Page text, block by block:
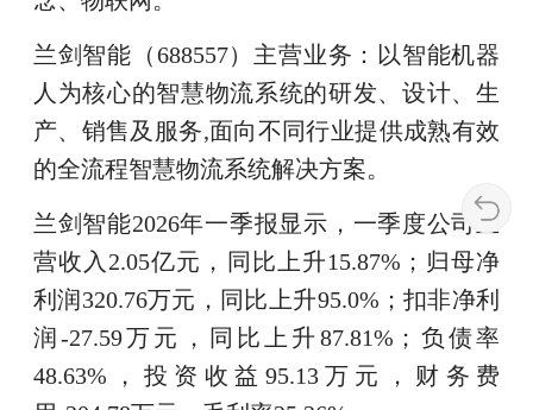
兰剑智能（688557）主营业务：以智能机器
人为核心的智慧物流系统的研发、设计、生
产、销售及服务,面向不同行业提供成熟有效
的全流程智慧物流系统解决方案。
兰剑智能2026年一季报显示，一季度公司主
营收入2.05亿元，同比上升15.87%；归母净
利润320.76万元，同比上升95.0%；扣非净利
润-27.59万元，同比上升87.81%；负债率
48.63%，投资收益95.13万元，财务费